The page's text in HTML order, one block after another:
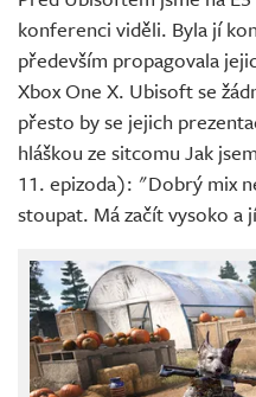
Živě
konferenci viděli. Byla jí
především propagovala
Xbox One X. Ubisoft se
přesto by se jejich
hláškou ze sitcomu Jak
11. epizoda): "Dobrý mix
stoupat. Má začít vysoko a